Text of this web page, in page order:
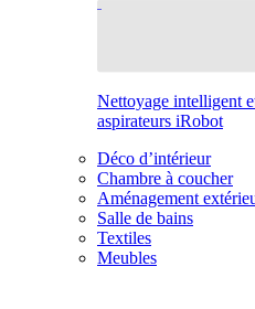
Nettoyage intelligent
aspirateurs iRobot
Déco d’intérieur
Chambre à coucher
Aménagement
Salle de bains
Textiles
Meubles